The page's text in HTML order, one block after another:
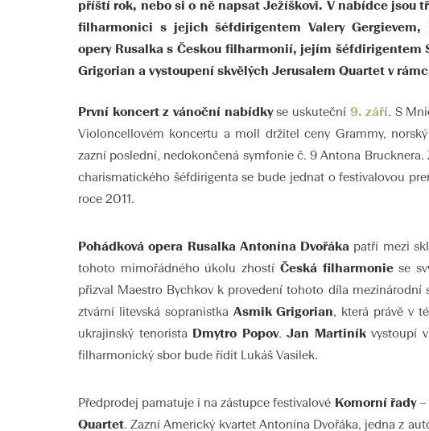
příští rok, nebo si o ně napsat Ježíškovi. V nabídce jsou
filharmonici s jejich šéfdirigentem Valery Gergievem,
opery Rusalka s Českou filharmonií, jejím šéfdirigentem
Grigorian a vystoupení skvělých Jerusalem Quartet v
První koncert z vánoční nabídkyse uskuteční 9. září. S
Violoncellovém koncertu a moll držitel ceny Grammy,
zazní poslední, nedokončená symfonie č. 9 Antona
charismatického šéfdirigenta se bude jednat o festivalovou
roce 2011.
Pohádková opera Rusalka Antonína Dvořáka patří mezi
tohoto mimořádného úkolu zhostí Česká filharmoniese
přizval Maestro Bychkov k provedení tohoto díla
ztvární litevská sopranistka Asmik Grigorian, která právě v
ukrajinský tenorista Dmytro Popov. Jan Martiníkvystoupí v
filharmonický sbor bude řídit Lukáš Vasilek.
Předprodej pamatuje i na zástupce festivalové Komorní řady–
Quartet. Zazní Americký kvartet Antonína Dvořáka, jedna z